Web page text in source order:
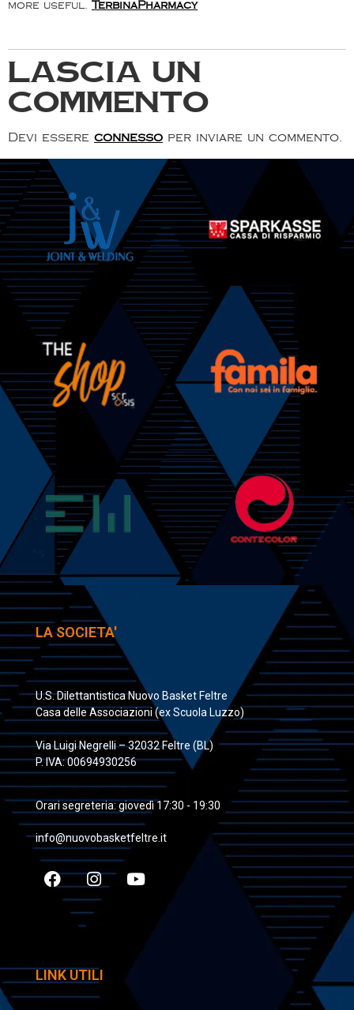
more useful. TerbinaPharmacy
Lascia un
commento
Devi essere connesso per inviare un commento.
LA SOCIETA'
U.S. Dilettantistica Nuovo Basket Feltre
Casa delle Associazioni (ex Scuola Luzzo)
Via Luigi Negrelli – 32032 Feltre (BL)
P. IVA: 00694930256
Orari segreteria: giovedì 17:30 - 19:30
info@nuovobasketfeltre.it
LINK UTILI